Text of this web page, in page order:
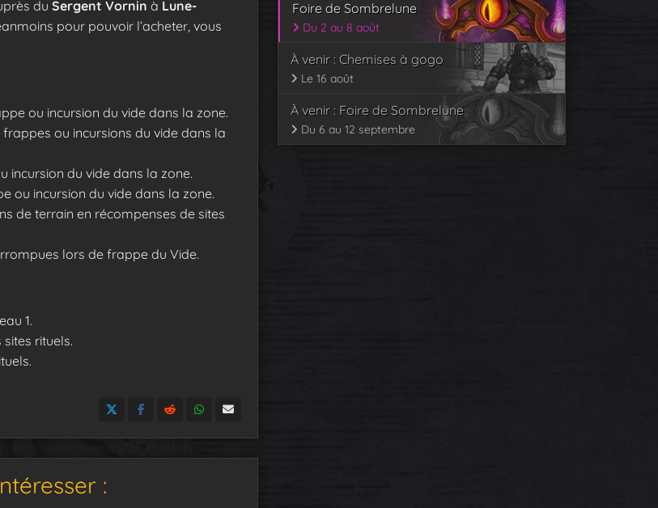
du Sergent Vornin à Lune-
pour pouvoir l’acheter, vous
ou incursion du vide dans la zone.
frappes ou incursions du vide dans la
incursion du vide dans la zone.
ou incursion du vide dans la zone.
de terrain en récompenses de sites
lors de frappe du Vide.
1.
rituels.
:
Foire de Sombrelune
Du 2 au 8 août
À venir : Chemises à gogo
Le 16 août
À venir : Foire de Sombrelune
Du 6 au 12 septembre